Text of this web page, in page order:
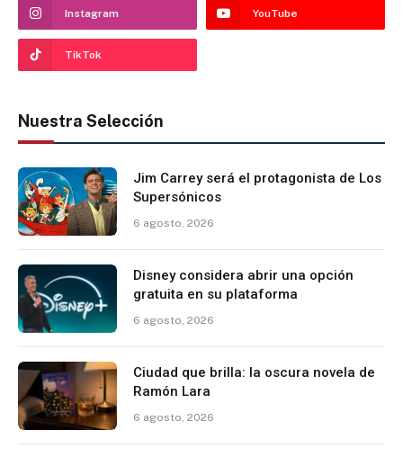
Instagram YouTube
TikTok
Nuestra Selección
Jim Carrey será el protagonista de Los
Supersónicos
6 agosto, 2026
Disney considera abrir una opción
gratuita en su plataforma
6 agosto, 2026
Ciudad que brilla: la oscura novela de
Ramón Lara
6 agosto, 2026